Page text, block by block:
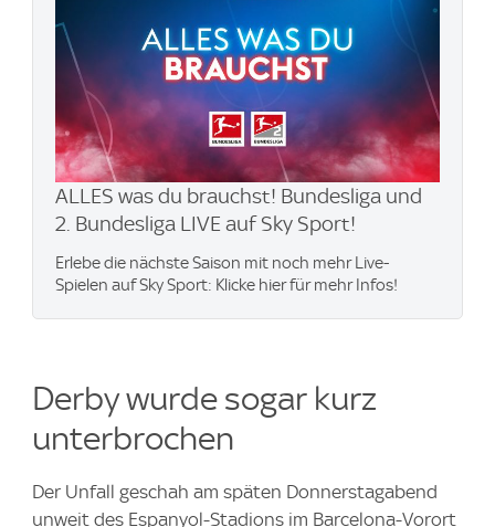
ALLES was du brauchst! Bundesliga und
2. Bundesliga LIVE auf Sky Sport!
Erlebe die nächste Saison mit noch mehr Live-
Spielen auf Sky Sport: Klicke hier für mehr Infos!
Derby wurde sogar kurz
unterbrochen
Der Unfall geschah am späten Donnerstagabend
unweit des Espanyol-Stadions im Barcelona-Vorort